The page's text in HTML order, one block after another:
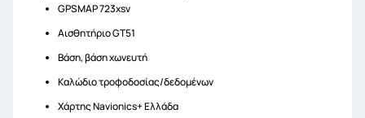
GPSMAP 723xsv
Αισθητήριο GT51
Βάση, βάση χωνευτή
Καλώδιο τροφοδοσίας/δεδομένων
Χάρτης Navionics+ Ελλάδα